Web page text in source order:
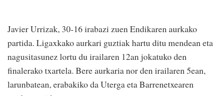
Javier Urrizak, 30-16 irabazi zuen Endikaren aurkako
partida. Ligaxkako aurkari guztiak hartu ditu mendean eta
nagusitasunez lortu du irailaren 12an jokatuko den
finalerako txartela. Bere aurkaria nor den irailaren 5ean,
larunbatean, erabakiko da Uterga eta Barrenetxearen